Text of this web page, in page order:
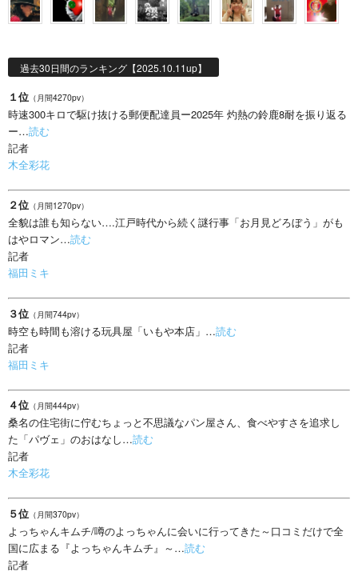
過去30日間のランキング【2025.10.11up】
１位 （月間4270pv）
時速300キロで駆け抜ける郵便配達員ー2025年 灼熱の鈴鹿8耐を振り返る
ー…読む
記者
木全彩花
２位 （月間1270pv）
全貌は誰も知らない….江戸時代から続く謎行事「お月見どろぼう」がも
はやロマン…読む
記者
福田ミキ
３位 （月間744pv）
時空も時間も溶ける玩具屋「いもや本店」…読む
記者
福田ミキ
４位 （月間444pv）
桑名の住宅街に佇むちょっと不思議なパン屋さん、食べやすさを追求し
た「パヴェ」のおはなし…読む
記者
木全彩花
５位 （月間370pv）
よっちゃんキムチ/噂のよっちゃんに会いに行ってきた～口コミだけで全
国に広まる『よっちゃんキムチ』～…読む
記者